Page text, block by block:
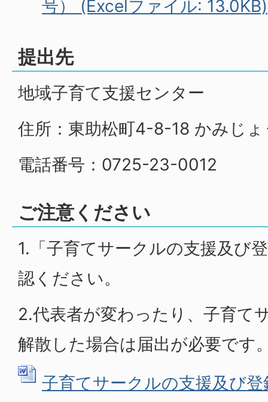
号） (Excelファイル: 13.0KB)
提出先
地域子育て支援センター
住所：東助松町4-8-18 かみじ
電話番号：0725-23-0012
ご注意ください
1.「子育てサークルの支援及び
認ください。
2.代表者が変わったり、子育て
解散した場合は届出が必要です
子育てサークルの支援及び